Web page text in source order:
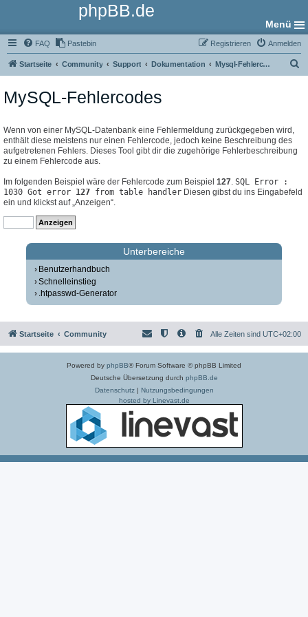
phpBB.de
Menü
FAQ Pastebin Anmelden
Registrieren
Startseite Community Support Dokumentation Mysql-Fehlercodes
MySQL-Fehlercodes
Wenn von einer MySQL-Datenbank eine Fehlermeldung zurückgegeben wird,
enthält diese meistens nur einen Fehlercode, jedoch keine Beschreibung des
aufgetretenen Fehlers. Dieses Tool gibt dir die zugehörige Fehlerbeschreibung
zu einem Fehlercode aus.
Im folgenden Beispiel wäre der Fehlercode zum Beispiel 127. SQL Error :
1030 Got error 127 from table handler Diesen gibst du ins Eingabefeld
ein und klickst auf „Anzeigen“.
Unterbereiche
Benutzerhandbuch
Schnelleinstieg
.htpasswd-Generator
Startseite Community Alle Zeiten sind UTC+02:00
Powered by phpBB® Forum Software © phpBB Limited
Deutsche Übersetzung durch phpBB.de
Datenschutz| Nutzungsbedingungen
hosted by Linevast.de